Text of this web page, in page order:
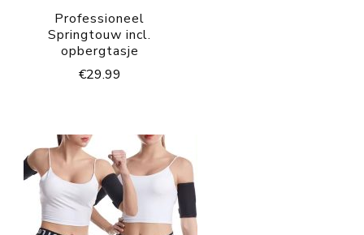
Professioneel
Springtouw incl.
opbergtasje
€29.99